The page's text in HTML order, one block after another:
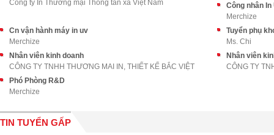
Công ty In Thương mại Thông tấn xã Việt Nam
Công nhân In
Merchize
Cn vận hành máy in uv
Merchize
Tuyển phụ
Ms. Chi
Nhân viên kinh doanh
CÔNG TY TNHH THƯƠNG MAI IN, THIẾT KẾ BẮC VIỆT
Nhân viên
CÔNG TY
Phó Phòng R&D
Merchize
TIN TUYỂN GẤP